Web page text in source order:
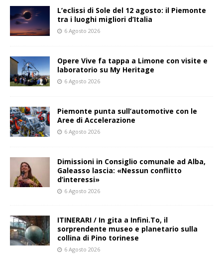
L’eclissi di Sole del 12 agosto: il Piemonte
tra i luoghi migliori d’Italia
6 Agosto 2026
Opere Vive fa tappa a Limone con visite e
laboratorio su My Heritage
6 Agosto 2026
Piemonte punta sull’automotive con le
Aree di Accelerazione
6 Agosto 2026
Dimissioni in Consiglio comunale ad Alba,
Galeasso lascia: «Nessun conflitto
d’interessi»
6 Agosto 2026
ITINERARI / In gita a Infini.To, il
sorprendente museo e planetario sulla
collina di Pino torinese
6 Agosto 2026